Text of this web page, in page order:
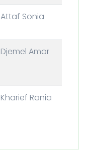
Attaf Sonia
Djemel Amor
Kharief Rania